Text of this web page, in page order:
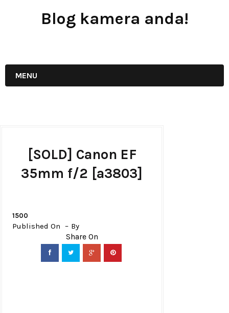
Blog kamera anda!
MENU
[SOLD] Canon EF
35mm f/2 [a3803]
1500
Published On By